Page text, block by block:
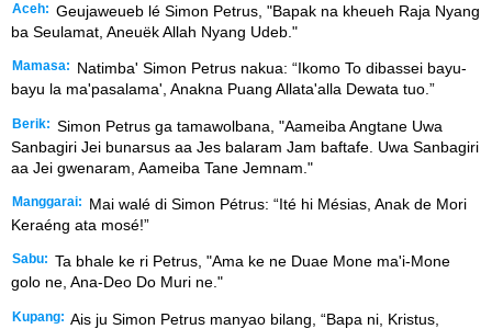
Aceh: Geujaweueb lé Simon Petrus, "Bapak na kheueh Raja Nyang
ba Seulamat, Aneuëk Allah Nyang Udeb."
Mamasa:
Natimba' Simon Petrus nakua: “Ikomo To dibassei bayu-
bayu la ma'pasalama', Anakna Puang Allata'alla Dewata tuo.”
Berik: Simon Petrus ga tamawolbana, "Aameiba Angtane Uwa
Sanbagiri Jei bunarsus aa Jes balaram Jam baftafe. Uwa Sanbagiri
aa Jei gwenaram, Aameiba Tane Jemnam."
Manggarai:
Mai walé di Simon Pétrus: “Ité hi Mésias, Anak de Mori
Keraéng ata mosé!”
Sabu: Ta bhale ke ri Petrus, "Ama ke ne Duae Mone ma'i-Mone
golo ne, Ana-Deo Do Muri ne."
Kupang: Ais ju Simon Petrus manyao bilang, “Bapa ni, Kristus,